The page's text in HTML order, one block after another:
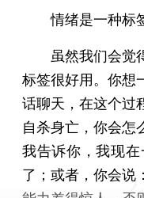
情绪是一种标
虽然我们会觉得
标签很好用。你想
话聊天，在这个过
自杀身亡，你会怎
我告诉你，我现
了；或者，你会说